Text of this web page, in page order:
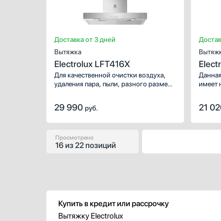
Доставка от 3 дней
Вытяжка
Electrolux LFT416X
Для качественной очистки воздуха,
удаления пара, пыли, разного размера
угольный. Механическое управление
пользователей, поэтому с такой
техникой найдут общий язык люди
разных возрастов.
29 990 руб.
имеет
люди
21
Просмотрено
16 из22 позиций
Купить в кредит или рассрочку
Вытяжку Electrolux